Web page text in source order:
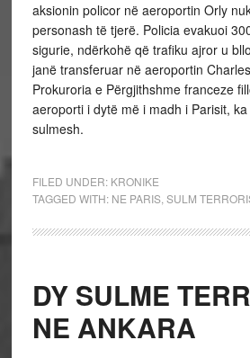
aksionin policor në aeroportin Orly
personash të tjerë. Policia evakuoi
sigurie, ndërkohë që trafiku ajror u
janë transferuar në aeroportin
Prokuroria e Përgjithshme franceze
aeroporti i dytë më i madh i Parisit,
sulmesh.
FILED UNDER: KRONIKE
TAGGED WITH: NE PARIS, SULM
DY SULME
NE ANKARA